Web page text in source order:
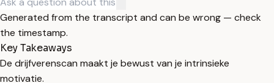
Generated from the transcript and can be wrong — check
the timestamp.
Key Takeaways
De drijfverenscan maakt je bewust van je intrinsieke
motivatie.